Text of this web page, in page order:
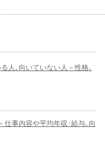
人､向いていない人－性格､
仕事内容や平均年収･給与､向